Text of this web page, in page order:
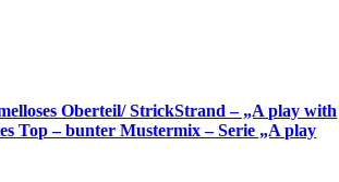
Oberteil/ StrickStrand – „A play with
Top – bunter Mustermix – Serie „A play